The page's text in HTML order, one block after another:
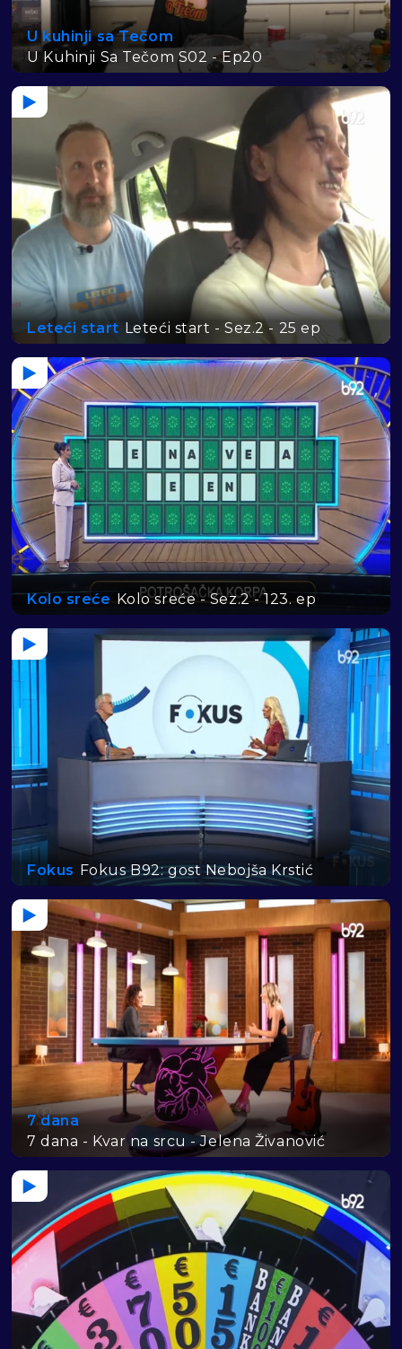
U kuhinji sa Tečom
U Kuhinji Sa Tečom S02 - Ep20
Leteći start Leteći start - Sez.2 - 25 ep
Kolo sreće Kolo sreće - Sez.2 - 123. ep
Fokus Fokus B92: gost Nebojša Krstić
7 dana
7 dana - Kvar na srcu - Jelena Živanović